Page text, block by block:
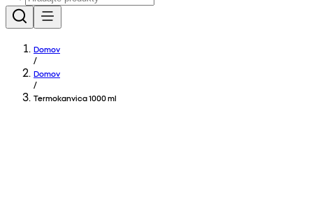
Domov
/
Domov
/
Termokanvica 1000 ml